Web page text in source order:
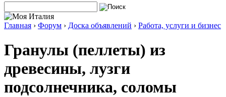
Главная › Форум › Доска объявлений › Работа, услуги и бизнес
Гранулы (пеллеты) из
древесины, лузги
подсолнечника, соломы